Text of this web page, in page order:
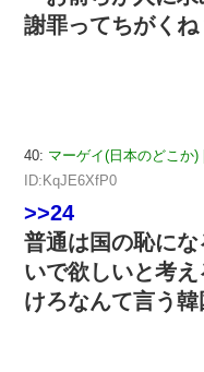
謝罪ってちがくね
40: マーゲイ(日本のどこか)
ID:KqJE6XfP0
>>24
普通は国の恥に
いで欲しいと考
けろなんて言う